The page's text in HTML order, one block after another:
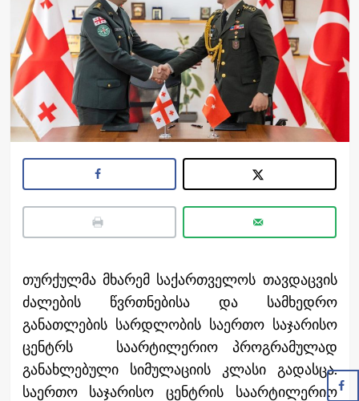
თურქულმა მხარემ საქართველოს თავდაცვის
ძალების წვრთნებისა და სამხედრო
განათლების სარდლობის საერთო საჯარისო
ცენტრს საარტილერიო პროგრამულად
განახლებული სიმულაციის კლასი გადასცა.
საერთო საჯარისო ცენტრის საარტილერიო